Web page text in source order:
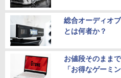
総合オーディオ
とは何者か？
お値段そのまま
「お得なゲーミ